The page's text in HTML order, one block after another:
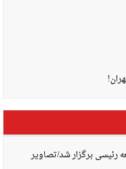
رئیسی برگزار شد/تصاویر